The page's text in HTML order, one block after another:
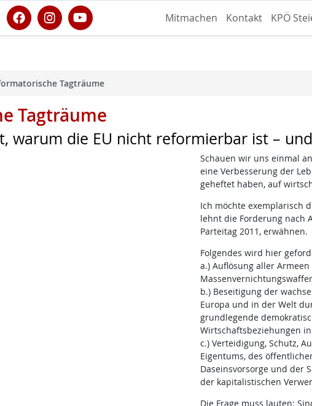
Mitmachen Kontakt KPÖ
Tagträume
Tagträume
warum die EU nicht reformierbar ist –
Schauen wir uns einmal
eine Verbesserung der
geheftet haben, auf
Ich möchte exemplarisch
lehnt die Forderung nach
Parteitag 2011, erwähnen.
Folgendes wird hier
a.) Auflösung aller
b.) Beseitigung der
Europa und in der Welt
grundlegende
Wirtschaftsbeziehungen
c.) Verteidigung, Schutz,
Eigentums, des
Daseinsvorsorge und der
der kapitalistischen
Die Frage muss lauten: